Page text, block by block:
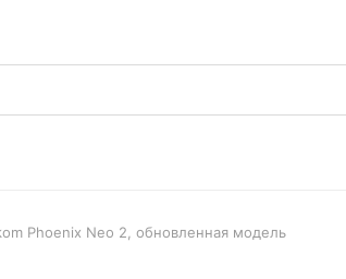
Phoenix Neo 2, обновленная модель